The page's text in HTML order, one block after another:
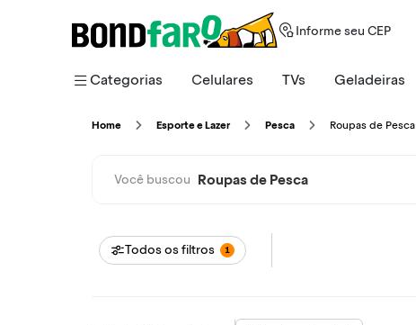
Informe seu CEP
Categorias Celulares TVs Geladeiras
Home Esporte e Lazer Pesca Roupas de Pesca
Você buscou Roupas de Pesca
Todos os filtros 1